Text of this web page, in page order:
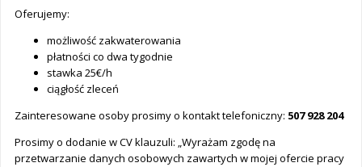
Oferujemy:
możliwość zakwaterowania
płatności co dwa tygodnie
stawka 25€/h
ciągłość zleceń
Zainteresowane osoby prosimy o kontakt telefoniczny: 507 928 204
Prosimy o dodanie w CV klauzuli: „Wyrażam zgodę na
przetwarzanie danych osobowych zawartych w mojej ofercie pracy